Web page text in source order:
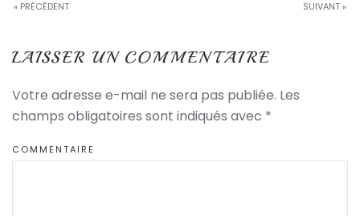
« PRÉCÉDENT SUIVANT »
LAISSER UN COMMENTAIRE
Votre adresse e-mail ne sera pas publiée. Les
champs obligatoires sont indiqués avec *
COMMENTAIRE